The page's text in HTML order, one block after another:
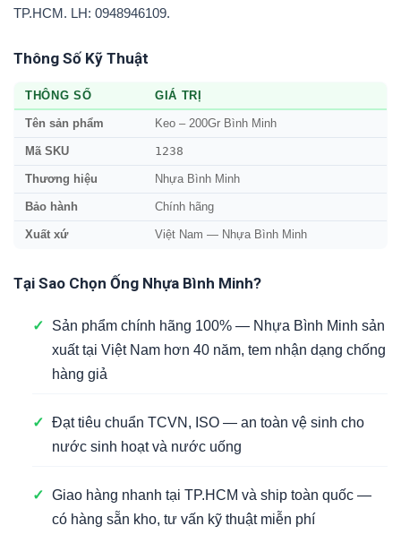
TP.HCM. LH: 0948946109.
Thông Số Kỹ Thuật
THÔNG SỐ GIÁ TRỊ
Tên sản phẩm Keo – 200Gr Bình Minh
Mã SKU 1238
Thương hiệu Nhựa Bình Minh
Bảo hành Chính hãng
Xuất xứ Việt Nam — Nhựa Bình Minh
Tại Sao Chọn Ống Nhựa Bình Minh?
✓
Sản phẩm chính hãng 100% — Nhựa Bình Minh sản
xuất tại Việt Nam hơn 40 năm, tem nhận dạng chống
hàng giả
✓ Đạt tiêu chuẩn TCVN, ISO — an toàn vệ sinh cho
nước sinh hoạt và nước uống
✓ Giao hàng nhanh tại TP.HCM và ship toàn quốc —
có hàng sẵn kho, tư vấn kỹ thuật miễn phí